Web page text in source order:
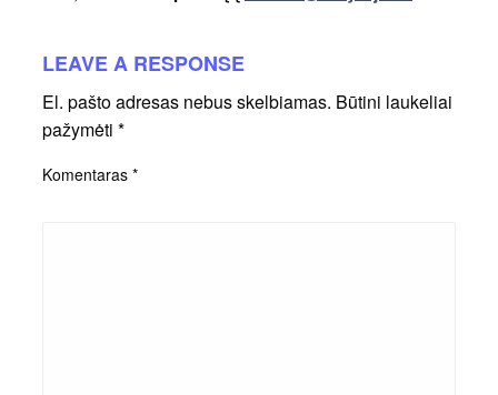
LEAVE A RESPONSE
El. pašto adresas nebus skelbiamas. Būtini laukeliai
pažymėti *
Komentaras *